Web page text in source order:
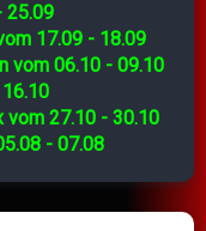
25.09
17.09 - 18.09
vom 06.10 - 09.10
vom 27.10 - 30.10
- 07.08